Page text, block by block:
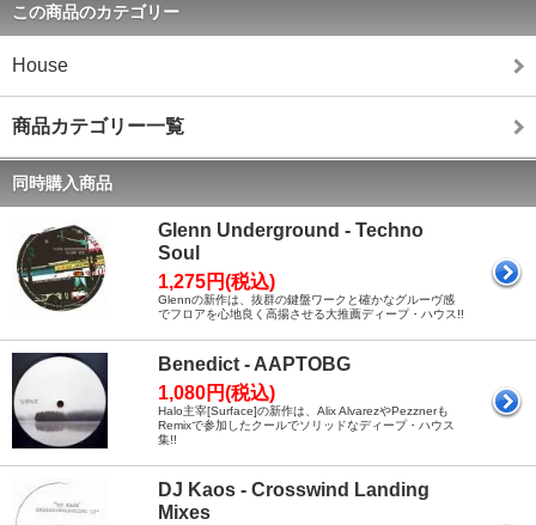
この商品のカテゴリー
House
商品カテゴリー一覧
同時購入商品
Glenn Underground - Techno
Soul
1,275円(税込)
Glennの新作は、抜群の鍵盤ワークと確かなグルーヴ感
でフロアを心地良く高揚させる大推薦ディープ・ハウス!!
Benedict - AAPTOBG
1,080円(税込)
Halo主宰[Surface]の新作は、Alix AlvarezやPezznerも
Remixで参加したクールでソリッドなディープ・ハウス
集!!
DJ Kaos - Crosswind Landing
Mixes